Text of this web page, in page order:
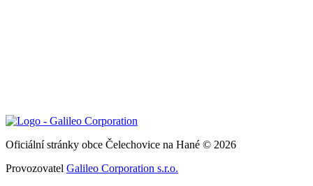
Oficiální stránky obce Čelechovice na Hané © 2026
Provozovatel Galileo Corporation s.r.o.